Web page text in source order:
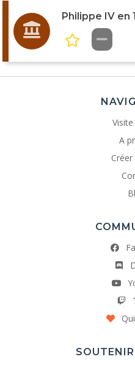
Philippe IV en
A